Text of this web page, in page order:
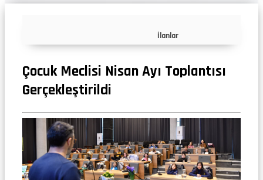
Çocuk Meclisi Nisan Ayı Toplantısı
Gerçekleştirildi